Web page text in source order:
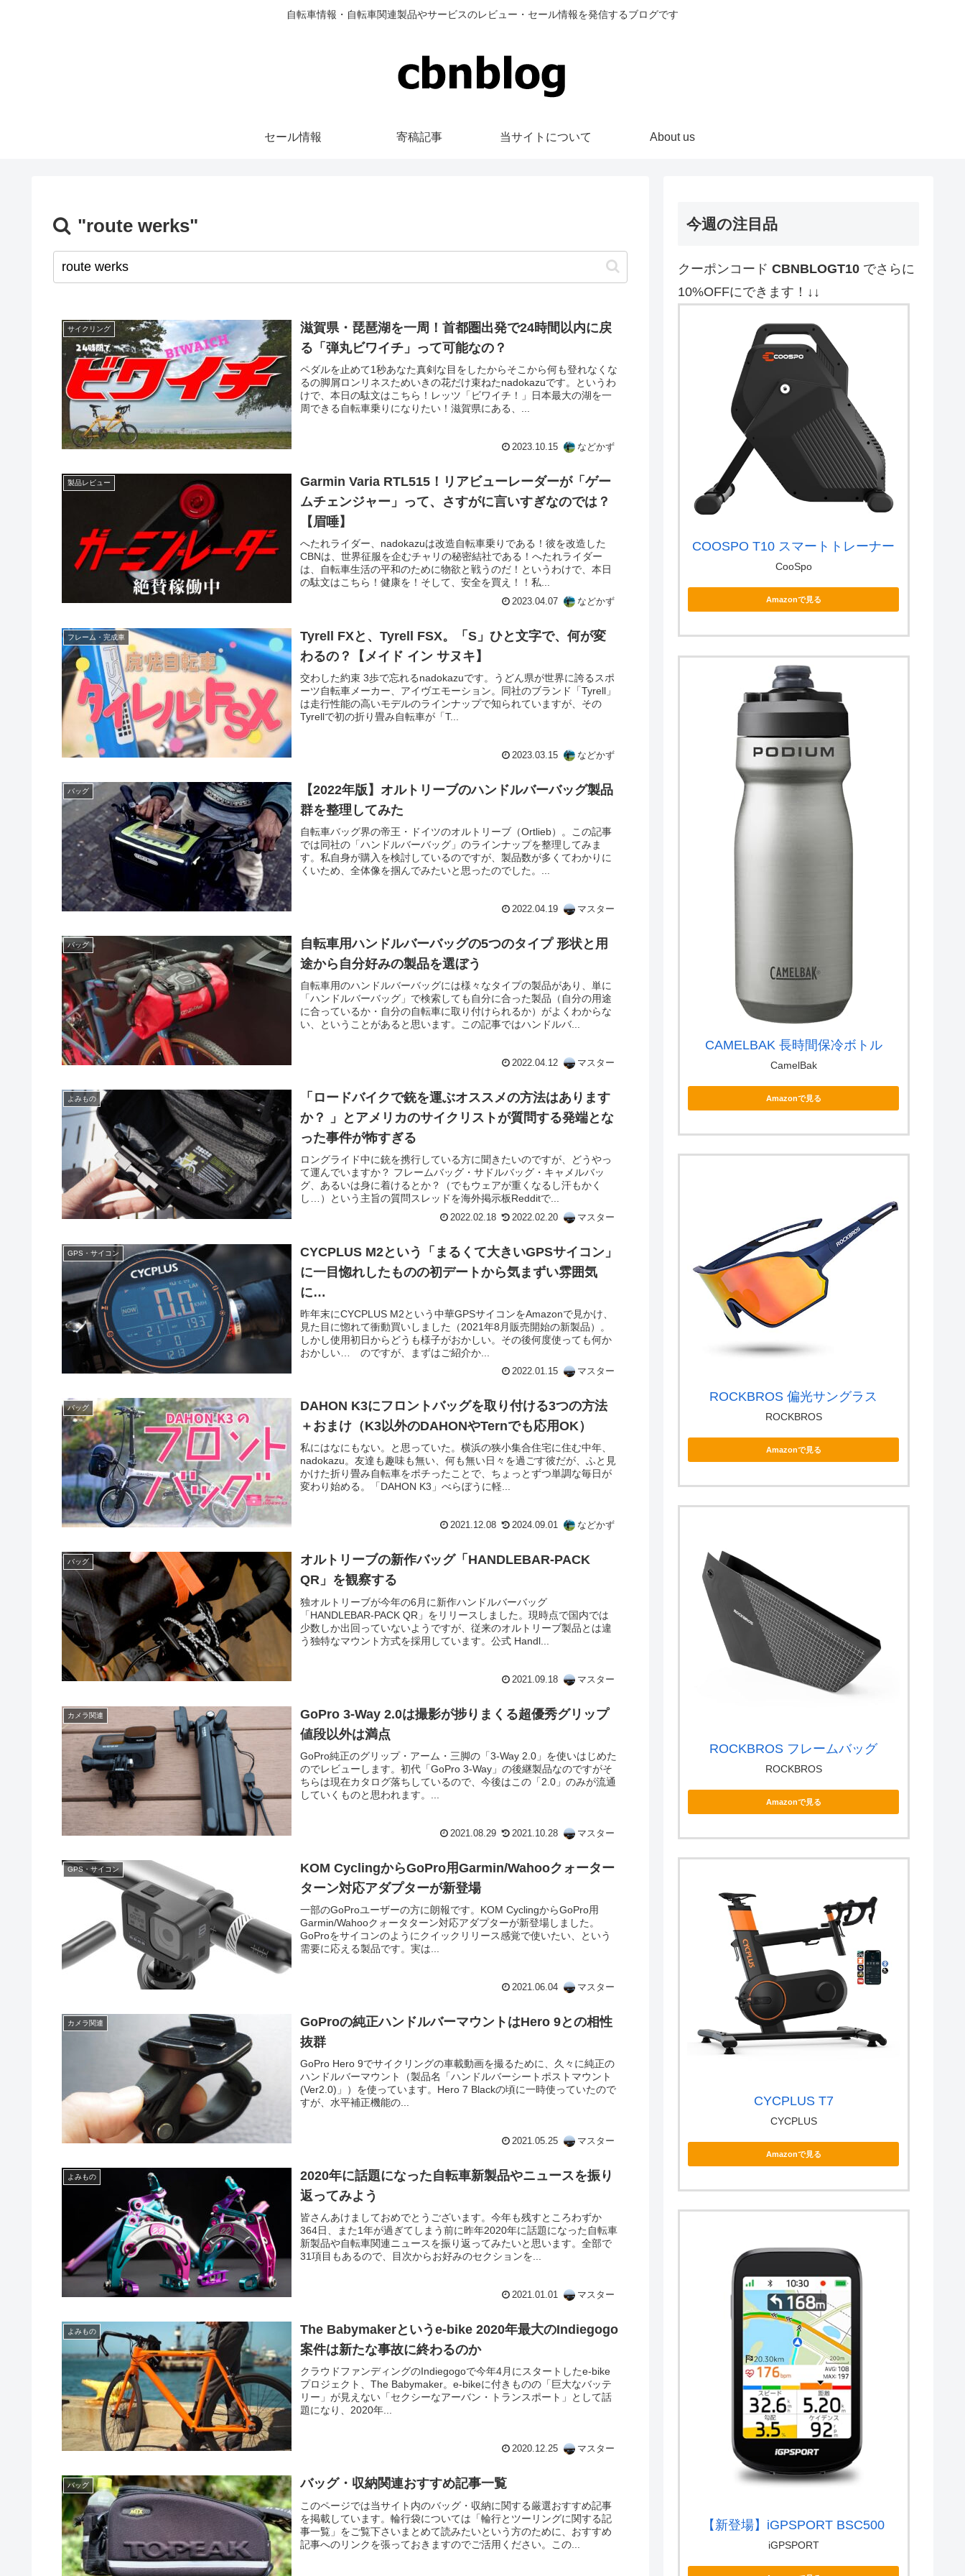
自転車情報・自転車関連製品やサービスのレビュー・セール情報を発信するブログです
セール情報 寄稿記事 当サイトについて About us
"route werks"
サイクリング
滋賀県・琵琶湖を一周！首都圏出発で24時間以内に戻
る「弾丸ビワイチ」って可能なの？
ペダルを止めて1秒あなた真剣な目をしたからそこから何も登れなくな
るの脚屑ロンリネスためいきの花だけ束ねたnadokazuです。というわ
けで、本日の駄文はこちら！レッツ「ビワイチ！」日本最大の湖を一
周できる自転車乗りになりたい！滋賀県にある、...
2023.10.15 などかず
製品レビュー
Garmin Varia RTL515！リアビューレーダーが「ゲー
ムチェンジャー」って、さすがに言いすぎなのでは？
【眉唾】
へたれライダー、nadokazuは改造自転車乗りである！彼を改造した
CBNは、世界征服を企むチャリの秘密結社である！へたれライダー
は、自転車生活の平和のために物欲と戦うのだ！というわけで、本日
の駄文はこちら！健康を！そして、安全を買え！！私...
2023.04.07 などかず
フレーム・完成車
Tyrell FXと、Tyrell FSX。「S」ひと文字で、何が変
わるの？【メイド イン サヌキ】
交わした約束 3歩で忘れるnadokazuです。うどん県が世界に誇るスポ
ーツ自転車メーカー、アイヴエモーション。同社のブランド「Tyrell」
は走行性能の高いモデルのラインナップで知られていますが、その
Tyrellで初の折り畳み自転車が「T...
2023.03.15 などかず
バッグ
【2022年版】オルトリーブのハンドルバーバッグ製品
群を整理してみた
自転車バッグ界の帝王・ドイツのオルトリーブ（Ortlieb）。この記事
では同社の「ハンドルバーバッグ」のラインナップを整理してみま
す。私自身が購入を検討しているのですが、製品数が多くてわかりに
くいため、全体像を掴んでみたいと思ったのでした。...
2022.04.19 マスター
バッグ
自転車用ハンドルバーバッグの5つのタイプ 形状と用
途から自分好みの製品を選ぼう
自転車用のハンドルバーバッグには様々なタイプの製品があり、単に
「ハンドルバーバッグ」で検索しても自分に合った製品（自分の用途
に合っているか・自分の自転車に取り付けられるか）がよくわからな
い、ということがあると思います。この記事ではハンドルバ...
2022.04.12 マスター
よみもの
「ロードバイクで銃を運ぶオススメの方法はあります
か？ 」とアメリカのサイクリストが質問する発端とな
った事件が怖すぎる
ロングライド中に銃を携行している方に聞きたいのですが、どうやっ
て運んでいますか？ フレームバッグ・サドルバッグ・キャメルバッ
グ、あるいは身に着けるとか？（でもウェアが重くなるし汗もかく
し…）という主旨の質問スレッドを海外掲示板Redditで...
2022.02.18 2022.02.20 マスター
GPS・サイコン
CYCPLUS M2という「まるくて大きいGPSサイコン」
に一目惚れしたものの初デートから気まずい雰囲気
に…
昨年末にCYCPLUS M2という中華GPSサイコンをAmazonで見かけ、
見た目に惚れて衝動買いしました（2021年8月販売開始の新製品）。
しかし使用初日からどうも様子がおかしい。その後何度使っても何か
おかしい… のですが、まずはご紹介か...
2022.01.15 マスター
バッグ
DAHON K3にフロントバッグを取り付ける3つの方法
＋おまけ（K3以外のDAHONやTernでも応用OK）
私にはなにもない。と思っていた。横浜の狭小集合住宅に住む中年、
nadokazu。友達も趣味も無い、何も無い日々を過ごす彼だが、ふと見
かけた折り畳み自転車をポチったことで、ちょっとずつ単調な毎日が
変わり始める。「DAHON K3」べらぼうに軽...
2021.12.08 2024.09.01 などかず
バッグ
オルトリーブの新作バッグ「HANDLEBAR-PACK
QR」を観察する
独オルトリーブが今年の6月に新作ハンドルバーバッグ
「HANDLEBAR-PACK QR」をリリースしました。現時点で国内では
少数しか出回っていないようですが、従来のオルトリーブ製品とは違
う独特なマウント方式を採用しています。公式 Handl...
2021.09.18 マスター
カメラ関連
GoPro 3-Way 2.0は撮影が捗りまくる超優秀グリップ
値段以外は満点
GoPro純正のグリップ・アーム・三脚の「3-Way 2.0」を使いはじめた
のでレビューします。初代「GoPro 3-Way」の後継製品なのですがそ
ちらは現在カタログ落ちしているので、今後はこの「2.0」のみが流通
していくものと思われます。...
2021.08.29 2021.10.28 マスター
GPS・サイコン
KOM CyclingからGoPro用Garmin/Wahooクォーター
ターン対応アダプターが新登場
一部のGoProユーザーの方に朗報です。KOM CyclingからGoPro用
Garmin/Wahooクォータターン対応アダプターが新登場しました。
GoProをサイコンのようにクイックリリース感覚で使いたい、という
需要に応える製品です。実は...
2021.06.04 マスター
カメラ関連
GoProの純正ハンドルバーマウントはHero 9との相性
抜群
GoPro Hero 9でサイクリングの車載動画を撮るために、久々に純正の
ハンドルバーマウント（製品名「ハンドルバーシートポストマウント
(Ver2.0)」）を使っています。Hero 7 Blackの頃に一時使っていたので
すが、水平補正機能の...
2021.05.25 マスター
よみもの
2020年に話題になった自転車新製品やニュースを振り
返ってみよう
皆さんあけましておめでとうございます。今年も残すところわずか
364日、また1年が過ぎてしまう前に昨年2020年に話題になった自転車
新製品や自転車関連ニュースを振り返ってみたいと思います。全部で
31項目もあるので、目次からお好みのセクションを...
2021.01.01 マスター
よみもの
The Babymakerというe-bike 2020年最大のIndiegogo
案件は新たな事故に終わるのか
クラウドファンディングのIndiegogoで今年4月にスタートしたe-bike
プロジェクト、The Babymaker。e-bikeに付きものの「巨大なバッテ
リー」が見えない「セクシーなアーバン・トランスポート」として話
題になり、2020年...
2020.12.25 マスター
バッグ バッグ・収納関連おすすめ記事一覧
このページでは当サイト内のバッグ・収納に関する厳選おすすめ記事
を掲載しています。輪行袋については「輪行とツーリングに関する記
事一覧」をご覧下さいまとめて読みたいという方のために、おすすめ
記事へのリンクを張っておきますのでご活用ください。この...
今週の注目品
クーポンコード CBNBLOGT10 でさらに
10%OFFにできます！↓↓
COOSPO T10 スマートトレーナー
CooSpo
Amazonで見る
CAMELBAK 長時間保冷ボトル
CamelBak
Amazonで見る
ROCKBROS 偏光サングラス
ROCKBROS
Amazonで見る
ROCKBROS フレームバッグ
ROCKBROS
Amazonで見る
CYCPLUS T7
CYCPLUS
Amazonで見る
【新登場】iGPSPORT BSC500
iGPSPORT